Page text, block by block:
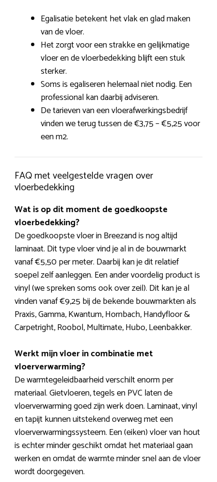
Egalisatie betekent het vlak en glad maken
van de vloer.
Het zorgt voor een strakke en gelijkmatige
vloer en de vloerbedekking blijft een stuk
sterker.
Soms is egaliseren helemaal niet nodig. Een
professional kan daarbij adviseren.
De tarieven van een vloerafwerkingsbedrijf
vinden we terug tussen de €3,75 – €5,25 voor
een m2.
FAQ met veelgestelde vragen over
vloerbedekking
Wat is op dit moment de goedkoopste
vloerbedekking?
De goedkoopste vloer in Breezand is nog altijd
laminaat. Dit type vloer vind je al in de bouwmarkt
vanaf €5,50 per meter. Daarbij kan je dit relatief
soepel zelf aanleggen. Een ander voordelig product is
vinyl (we spreken soms ook over zeil). Dit kan je al
vinden vanaf €9,25 bij de bekende bouwmarkten als
Praxis, Gamma, Kwantum, Hornbach, Handyfloor &
Carpetright, Roobol, Multimate, Hubo, Leenbakker.
Werkt mijn vloer in combinatie met
vloerverwarming?
De warmtegeleidbaarheid verschilt enorm per
materiaal. Gietvloeren, tegels en PVC laten de
vloerverwarming goed zijn werk doen. Laminaat, vinyl
en tapijt kunnen uitstekend overweg met een
vloerverwarmingssysteem. Een (eiken) vloer van hout
is echter minder geschikt omdat het materiaal gaan
werken en omdat de warmte minder snel aan de vloer
wordt doorgegeven.